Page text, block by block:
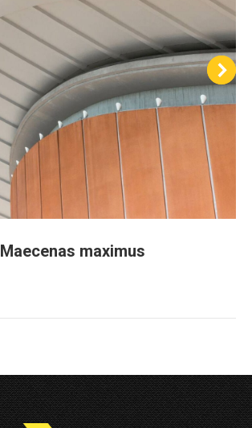
Maecenas maximus